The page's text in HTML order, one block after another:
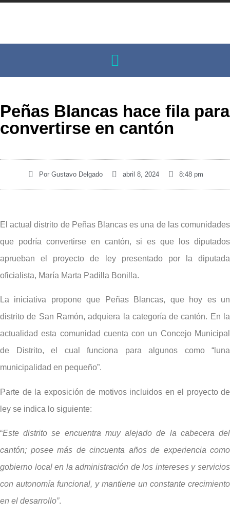
Peñas Blancas hace fila para
convertirse en cantón
Por Gustavo Delgado abril 8, 2024 8:48 pm
El actual distrito de Peñas Blancas es una de las comunidades
que podría convertirse en cantón, si es que los diputados
aprueban el proyecto de ley presentado por la diputada
oficialista, María Marta Padilla Bonilla.
La iniciativa propone que Peñas Blancas, que hoy es un
distrito de San Ramón, adquiera la categoría de cantón. En la
actualidad esta comunidad cuenta con un Concejo Municipal
de Distrito, el cual funciona para algunos como “luna
municipalidad en pequeño”.
Parte de la exposición de motivos incluidos en el proyecto de
ley se indica lo siguiente:
“Este distrito se encuentra muy alejado de la cabecera del
cantón; posee más de cincuenta años de experiencia como
gobierno local en la administración de los intereses y servicios
con autonomía funcional, y mantiene un constante crecimiento
en el desarrollo”.